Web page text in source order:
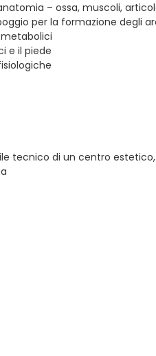
– ossa, muscoli,
per la formazione degli
e il piede
tecnico di un centro